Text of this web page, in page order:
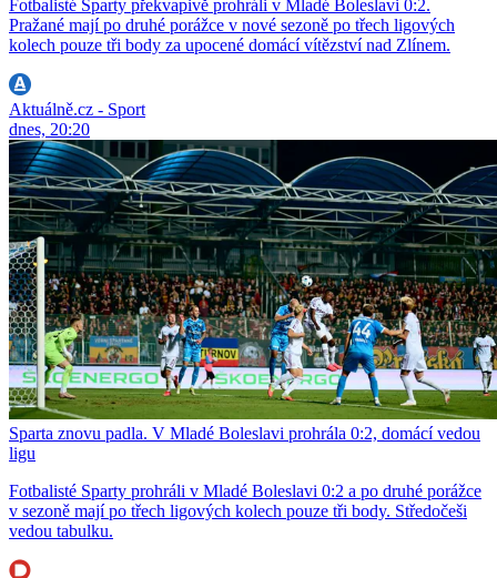
Fotbalisté Sparty překvapivě prohráli v Mladé Boleslavi 0:2.
Pražané mají po druhé porážce v nové sezoně po třech ligových
kolech pouze tři body za upocené domácí vítězství nad Zlínem.
Aktuálně.cz - Sport
dnes, 20:20
Sparta znovu padla. V Mladé Boleslavi prohrála 0:2, domácí vedou
ligu
Fotbalisté Sparty prohráli v Mladé Boleslavi 0:2 a po druhé porážce
v sezoně mají po třech ligových kolech pouze tři body. Středočeši
vedou tabulku.